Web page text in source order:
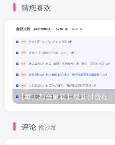
猜您喜欢
【每天都会更新】最新付费社群公众号文章
评论 抢沙发